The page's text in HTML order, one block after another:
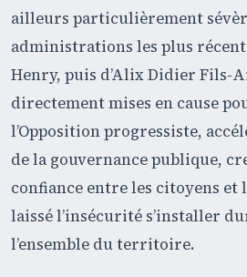
ailleurs particulièrement
administrations les plus
Henry, puis d’Alix Didier Fils-
directement mises en cause
l’Opposition progressiste,
de la gouvernance publique,
confiance entre les citoyens
laissé l’insécurité s’installer
l’ensemble du territoire.